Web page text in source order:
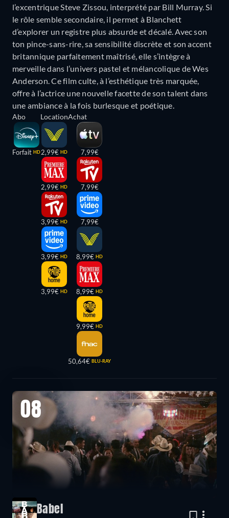
l’excentrique Steve Zissou, interprété par Bill Murray. Si
le rôle semble secondaire, il permet à Blanchett
d’explorer un registre plus absurde et décalé. Avec son
ton pince-sans-rire, sa sensibilité discrète et son accent
britannique parfaitement maîtrisé, elle s’intègre à
merveille dans l’univers pastel et mélancolique de Wes
Anderson. Ce film culte, à l’esthétique très marquée,
offre à l’actrice une nouvelle facette de son talent dans
une ambiance à la fois burlesque et poétique.
Abo
Forfait HD
Location
2,99€ HD
2,99€ HD
3,99€ HD
3,99€ HD
3,99€ HD
Achat
7,99€
7,99€
7,99€
8,99€ HD
8,99€ HD
9,99€ HD
50,64€ BLU-RAY
08
Babel